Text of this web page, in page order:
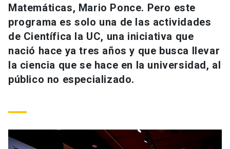
Futuros estudiantes
Estudiantes
Académicos
Alumni
Padres y familia
ACCESOS DIRECTOS
Admisión
Mi Cuenta UC launch
Mi Portal UC launch
Matemáticas, Mario Ponce. Pero este
programa es solo una de las actividades
de Científica la UC, una iniciativa que
nació hace ya tres años y que busca llevar
la ciencia que se hace en la universidad, al
público no especializado.